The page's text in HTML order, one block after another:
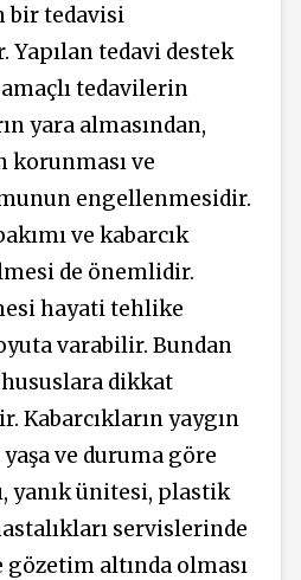
bir tedavisi
Yapılan tedavi destek
amaçlı tedavilerin
yara almasından,
korunması ve
engellenmesidir.
ve kabarcık
de önemlidir.
hayati tehlike
varabilir. Bundan
hususlara dikkat
Kabarcıkların yaygın
ve duruma göre
yanık ünitesi, plastik
servislerinde
altında olması